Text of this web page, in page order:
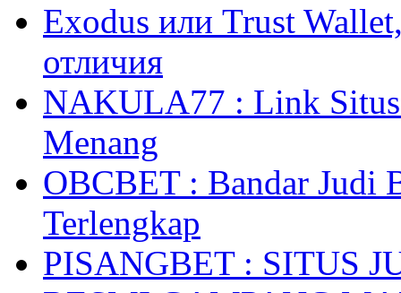
Exodus или Trust
отличия
NAKULA77 : Link Situs
Menang
OBCBET : Bandar Judi
Terlengkap
PISANGBET : SITUS